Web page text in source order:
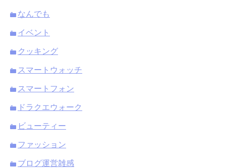
なんでも
イベント
クッキング
スマートウォッチ
スマートフォン
ドラクエウォーク
ビューティー
ファッション
ブログ運営雑感